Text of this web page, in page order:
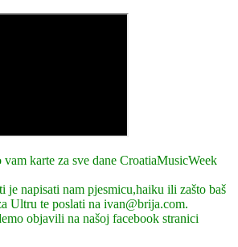
karte za sve dane CroatiaMusicWeek
je napisati nam pjesmicu,haiku ili zašto baš
Ultru te poslati na ivan@brija.com.
objavili na našoj facebook stranici